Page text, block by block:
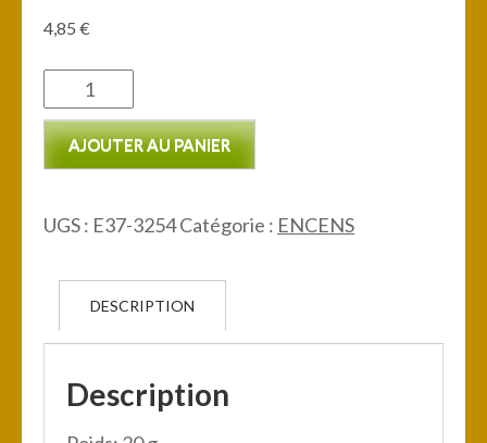
4,85 €
quantité
de
Encens
anges:
AJOUTER AU PANIER
UGS : E37-3254Catégorie : ENCENS
DESCRIPTION
Description